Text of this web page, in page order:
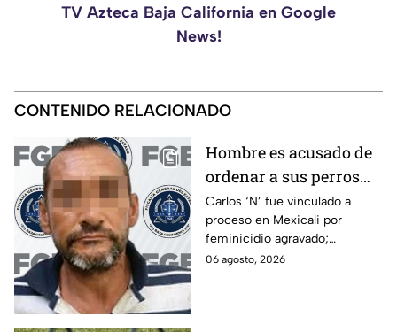
TV Azteca Baja California en Google
News!
CONTENIDO RELACIONADO
Hombre es acusado de
ordenar a sus perros
atacar a su hermana
con discapacidad
auditiva en Mexicali; lo
procesan por
Carlos ‘N’ fue vinculado a
proceso en Mexicali por
feminicidio agravado;
autoridades señalan un
06 agosto, 2026